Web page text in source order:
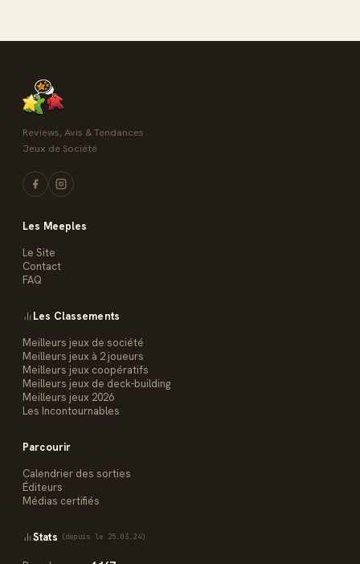
Reviews, Avis & Tendances
Jeux de Société
Les Meeples
Le Site
Contact
FAQ
Les Classements
Meilleurs jeux de société
Meilleurs jeux à 2 joueurs
Meilleurs jeux coopératifs
Meilleurs jeux de deck-building
Meilleurs jeux 2026
Les Incontournables
Parcourir
Calendrier des sorties
Éditeurs
Médias certifiés
Stats (depuis le 25.03.24)